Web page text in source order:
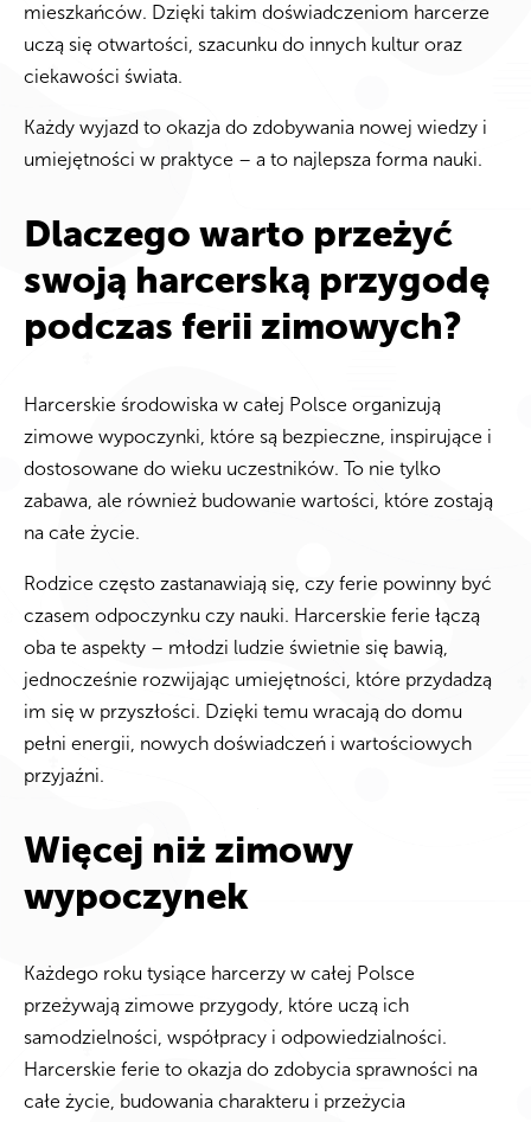
mieszkańców. Dzięki takim doświadczeniom harcerze
uczą się otwartości, szacunku do innych kultur oraz
ciekawości świata.
Każdy wyjazd to okazja do zdobywania nowej wiedzy i
umiejętności w praktyce – a to najlepsza forma nauki.
Dlaczego warto przeżyć
swoją harcerską przygodę
podczas ferii zimowych?
Harcerskie środowiska w całej Polsce organizują
zimowe wypoczynki, które są bezpieczne, inspirujące i
dostosowane do wieku uczestników. To nie tylko
zabawa, ale również budowanie wartości, które zostają
na całe życie.
Rodzice często zastanawiają się, czy ferie powinny być
czasem odpoczynku czy nauki. Harcerskie ferie łączą
oba te aspekty – młodzi ludzie świetnie się bawią,
jednocześnie rozwijając umiejętności, które przydadzą
im się w przyszłości. Dzięki temu wracają do domu
pełni energii, nowych doświadczeń i wartościowych
przyjaźni.
Więcej niż zimowy
wypoczynek
Każdego roku tysiące harcerzy w całej Polsce
przeżywają zimowe przygody, które uczą ich
samodzielności, współpracy i odpowiedzialności.
Harcerskie ferie to okazja do zdobycia sprawności na
całe życie, budowania charakteru i przeżycia